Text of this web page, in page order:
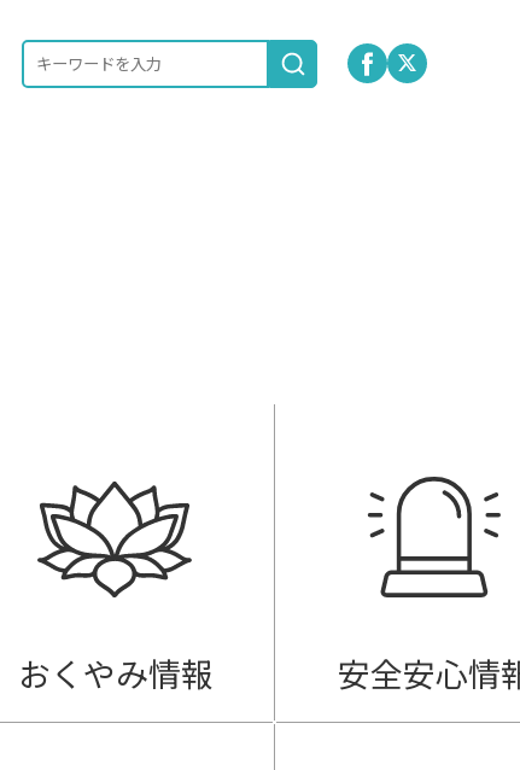
おくやみ情報 安全安心情